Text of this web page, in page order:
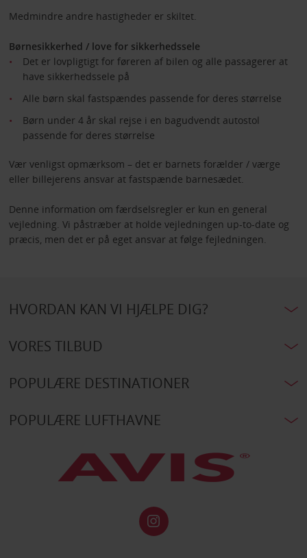
Medmindre andre hastigheder er skiltet.
Børnesikkerhed / love for sikkerhedssele
Det er lovpligtigt for føreren af bilen og alle passagerer at
have sikkerhedssele på
Alle børn skal fastspændes passende for deres størrelse
Børn under 4 år skal rejse i en bagudvendt autostol
passende for deres størrelse
Vær venligst opmærksom – det er barnets forælder / værge
eller billejerens ansvar at fastspænde barnesædet.
Denne information om færdselsregler er kun en general
vejledning. Vi påstræber at holde vejledningen up-to-date og
præcis, men det er på eget ansvar at følge fejledningen.
HVORDAN KAN VI HJÆLPE DIG?
VORES TILBUD
POPULÆRE DESTINATIONER
POPULÆRE LUFTHAVNE